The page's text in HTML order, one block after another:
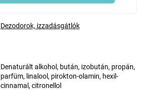
Dezodorok, izzadásgátlók
Denaturált alkohol, bután, izobután, propán,
parfüm, linalool, pirokton-olamin, hexil-
cinnamal, citronellol